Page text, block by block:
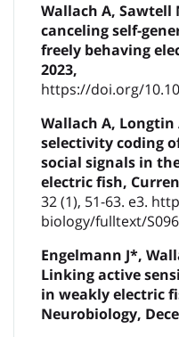
Wallach A,
canceling self-
freely behaving
2023,
https://doi.org/
Wallach A, Longtin
selectivity coding
social signals in
electric fish,
32 (1), 51-63. e3.
biology/fulltext/
Engelmann J*,
Linking active
in weakly electric
Neurobiology,